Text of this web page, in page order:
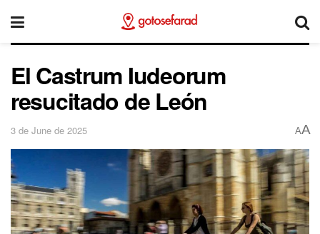
El Castrum Iudeorum
resucitado de León
3 de June de 2025 AA